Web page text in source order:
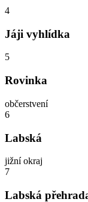
4
Jáji vyhlídka
5
Rovinka
občerstvení
6
Labská
jižní okraj
7
Labská